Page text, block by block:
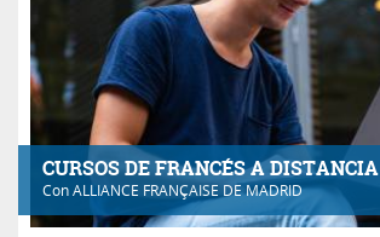
CURSOS DE FRANCÉS A DISTANCIA
ConALLIANCE FRANÇAISE DE MADRID